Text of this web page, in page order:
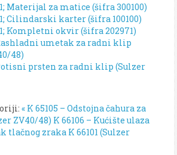
Materijal za matice (šifra 300100)
Cilindarski karter (šifra 100100)
Kompletni okvir (šifra 202971)
umetak za radni klip
48)
prsten za radni klip (Sulzer
« K 65105 – Odstojna čahura za
ZV40/48) K 66106 – Kućište ulaza
tlačnog zraka K 66101 (Sulzer